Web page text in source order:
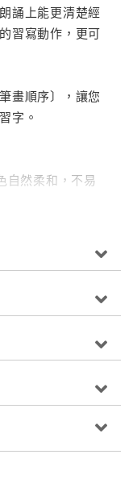
誦上能更清楚經
習寫動作，更可
畫順序〕，讓您
字。
自然柔和，不易
表面均勻平整，
最好的範本 ◎
合習寫格，在朗
的記憶力，也能
含中華文化千年